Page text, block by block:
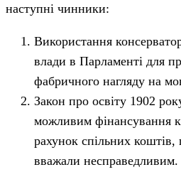
наступні чинники:
Використання
влади в Парламенті для
фабричного нагляду на
Закон про освіту 1902
можливим фінансування
рахунок спільних
вважали несправедливим.